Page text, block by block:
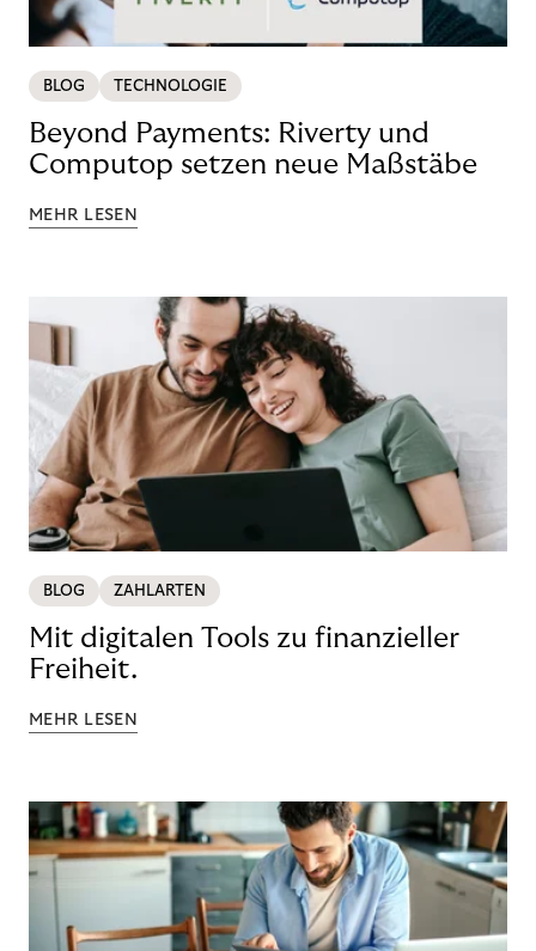
BLOG TECHNOLOGIE
Beyond Payments: Riverty und
Computop setzen neue Maßstäbe
MEHR LESEN
BLOG ZAHLARTEN
Mit digitalen Tools zu finanzieller
Freiheit.
MEHR LESEN